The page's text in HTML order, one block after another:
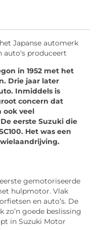
in 1952 met het
Drie jaar later
Inmiddels is
concern dat
ook veel
eerste Suzuki die
Het was een
gemotoriseerde
hulpmotor. Vlak
en auto’s. De
zo’n goede beslissing
in Suzuki Motor